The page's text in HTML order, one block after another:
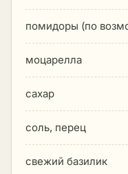
помидоры (по
моцарелла
сахар
соль, перец
свежий базилик